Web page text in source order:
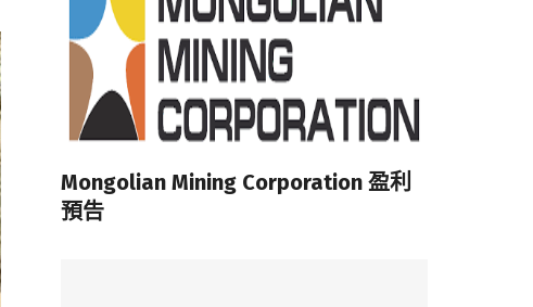
Mongolian Mining Corporation 盈利
預告